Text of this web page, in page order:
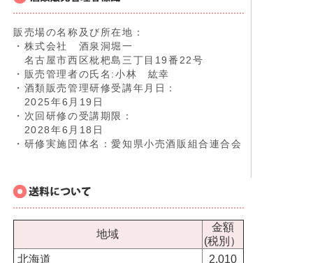
販売場の名称及び所在地：
・株式会社 酒泉洞堀一
名古屋市西区枇杷島三丁目19番22号
・販売管理者の氏名:小林 紘幸
・酒類販売管理研修受講年月日：
2025年6月19日
・次回研修の受講期限：
2028年6月18日
・研修実施団体名：愛知県小売酒販組合連合会
地域
金額
(税別）
北海道
2,010